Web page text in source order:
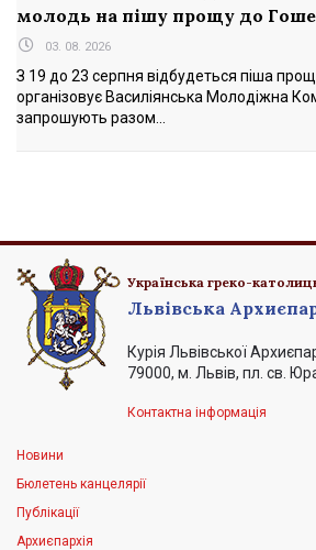
молодь на пішу прощу до
03. 08. 2026
З 19 до 23 серпня відбудеться піша
організовує Василіянська Молодіжна
запрошують разом...
Українська греко-
Львівська
Курія Львівської
79000, м. Львів, пл. св.
Контактна інформація
Новини
Бюлетень канцелярії
Публікації
Архиєпархія